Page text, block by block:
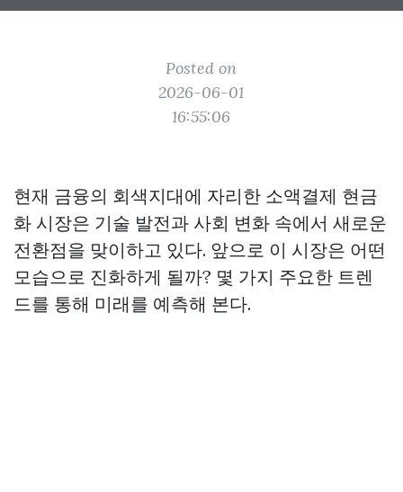
Posted on
2026-06-01
16:55:06
현재 금융의 회색지대에 자리한 소액결제 현금
화 시장은 기술 발전과 사회 변화 속에서 새로운
전환점을 맞이하고 있다. 앞으로 이 시장은 어떤
모습으로 진화하게 될까? 몇 가지 주요한 트렌
드를 통해 미래를 예측해 본다.